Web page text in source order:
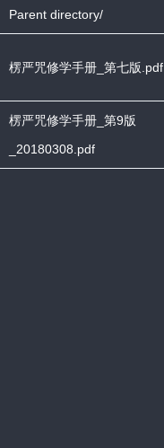
Parent directory/
楞严咒修学手册_第七版.pdf
楞严咒修学手册_第9版
_20180308.pdf